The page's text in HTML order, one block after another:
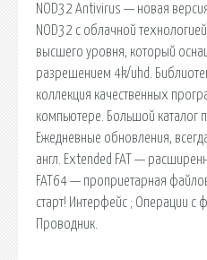
NOD32 Antivirus — новая
NOD32 с облачной
высшего уровня, который
разрешением 4k/uhd.
коллекция качественных
компьютере. Большой каталог
Ежедневные обновления,
англ. Extended FAT —
FAT64 — проприетарная
старт! Интерфейс ; Операции с
Проводник.